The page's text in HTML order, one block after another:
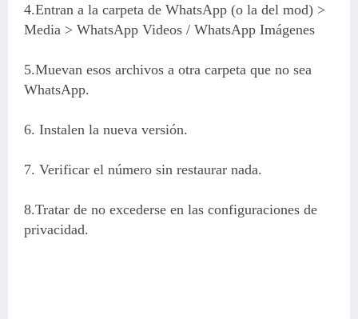
4.Entran a la carpeta de WhatsApp (o la del mod) >
Media > WhatsApp Videos / WhatsApp Imágenes
5.Muevan esos archivos a otra carpeta que no sea
WhatsApp.
6. Instalen la nueva versión.
7. Verificar el número sin restaurar nada.
8.Tratar de no excederse en las configuraciones de
privacidad.